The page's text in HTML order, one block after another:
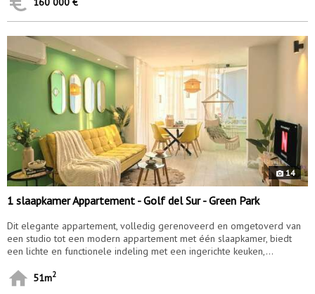
14
1 slaapkamer Appartement - Golf del Sur - Green Park
Dit elegante appartement, volledig gerenoveerd en omgetoverd van
een studio tot een modern appartement met één slaapkamer, biedt
een lichte en functionele indeling met een ingerichte keuken,...
51m2